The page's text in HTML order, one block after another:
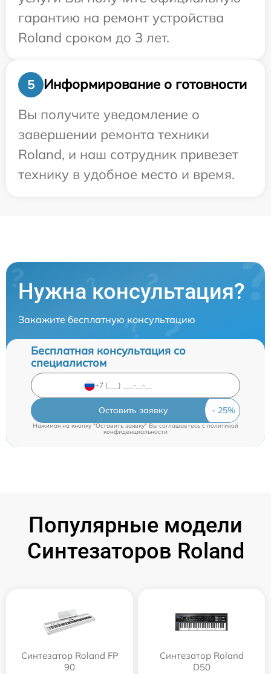
гарантию на ремонт устройства
Roland сроком до 3 лет.
5
Информирование о готовности
Вы получите уведомление о
завершении ремонта техники
Roland, и наш сотрудник привезет
технику в удобное место и время.
Нужна консультация?
Закажите бесплатную консультацию
Бесплатная консультация со
специалистом
Оставить заявку
Нажимая на кнопку "Оставить заявку" Вы соглашаетесь cполитикой
конфиденциальности
Популярные модели
Синтезаторов Roland
Синтезатор Roland FP
90
Синтезатор Roland
D50